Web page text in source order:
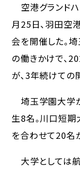
空港グランドハ
月25日、羽田空
会を開催した。
の働きかけで、
が、3年続けての
埼玉学園大学
生8名。川口短
を合わせて20名
大学としては